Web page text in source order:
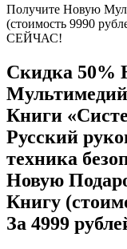
Получите Новую
(стоимость 9990
СЕЙЧАС!
Скидка 50%
Книги
Русский
техника
Новую
Книгу
За 4999